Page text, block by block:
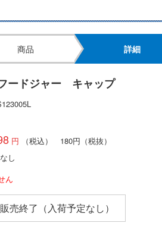
商品 詳細
ードジャー キャップ
（税込） 180円 （税抜）
し
ん
販売終了（入荷予定なし）